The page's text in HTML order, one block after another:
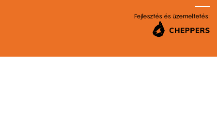
Fejlesztés és üzemeltetés: